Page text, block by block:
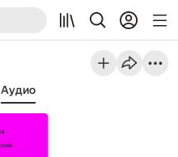
Аудио